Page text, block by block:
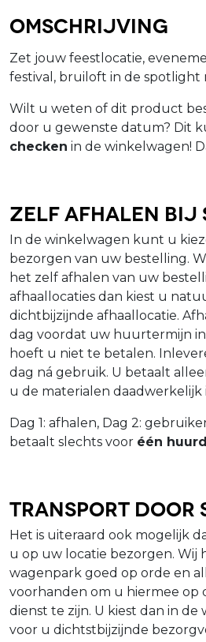
Omschrijving
Zet jouw feestlocatie,
festival, bruiloft in de
Wilt u weten of dit product
door u gewenste datum? Dit
checken in de winkelwagen!
Zelf afhalen bij
In de winkelwagen kunt u
bezorgen van uw bestelling.
het zelf afhalen van uw
afhaallocaties dan kiest u
dichtbijzijnde afhaallocatie.
dag voordat uw huurtermijn
hoeft u niet te betalen.
dag ná gebruik. U betaalt
u de materialen
Dag 1: afhalen, Dag 2:
betaalt slechts voor één
Transport door
Het is uiteraard ook mogelijk
u op uw locatie bezorgen. Wij
wagenpark goed op orde en
voorhanden om u hiermee op
dienst te zijn. U kiest dan in
voor u dichtstbijzijnde